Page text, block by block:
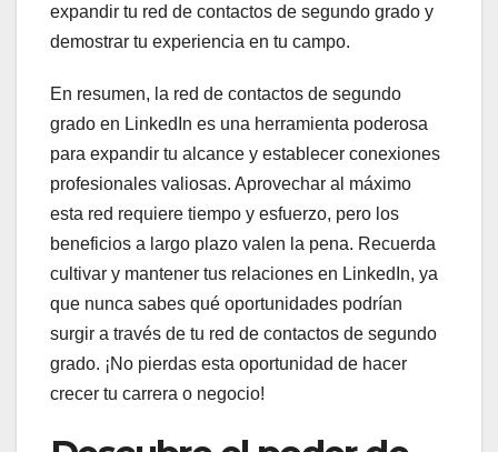
expandir tu red de contactos de segundo grado y
demostrar tu experiencia en tu campo.
En resumen, la red de contactos de segundo
grado en LinkedIn es una herramienta poderosa
para expandir tu alcance y establecer conexiones
profesionales valiosas. Aprovechar al máximo
esta red requiere tiempo y esfuerzo, pero los
beneficios a largo plazo valen la pena. Recuerda
cultivar y mantener tus relaciones en LinkedIn, ya
que nunca sabes qué oportunidades podrían
surgir a través de tu red de contactos de segundo
grado. ¡No pierdas esta oportunidad de hacer
crecer tu carrera o negocio!